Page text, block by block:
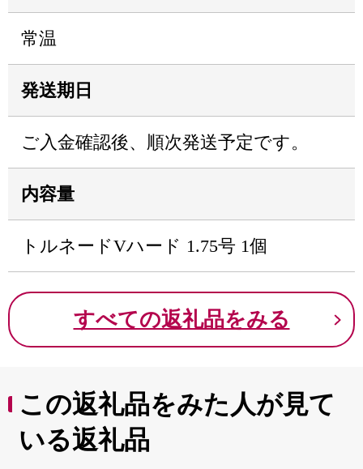
常温
発送期日
ご入金確認後、順次発送予定です。
内容量
トルネードVハード 1.75号 1個
すべての返礼品をみる
この返礼品をみた人が見て
いる返礼品